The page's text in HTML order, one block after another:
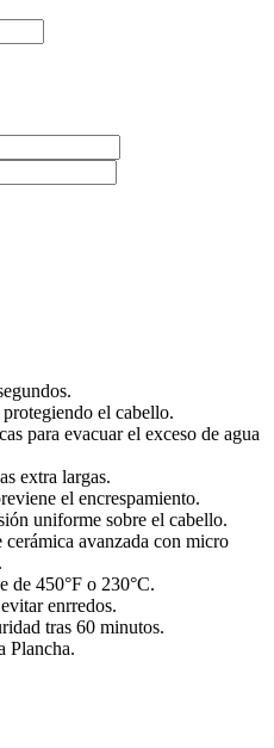
el cabello.
para evacuar el exceso de agua
extra largas.
el encrespamiento.
uniforme sobre el cabello.
cerámica avanzada con micro
de 450°F o 230°C.
enrredos.
tras 60 minutos.
Plancha.